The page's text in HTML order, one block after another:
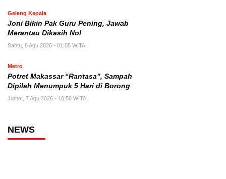
Geleng Kepala
Joni Bikin Pak Guru Pening, Jawab
Merantau Dikasih Nol
Sabtu, 8 Agu 2026 - 01:05 WITA
Metro
Potret Makassar “Rantasa”, Sampah
Dipilah Menumpuk 5 Hari di Borong
Jumat, 7 Agu 2026 - 16:56 WITA
NEWS